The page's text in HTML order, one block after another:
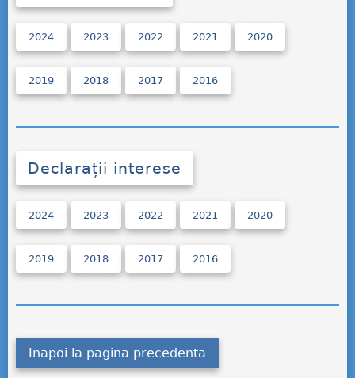
2024 2023 2022 2021 2020
2019 2018 2017 2016
Declarații interese
2024 2023 2022 2021 2020
2019 2018 2017 2016
Inapoi la pagina precedenta